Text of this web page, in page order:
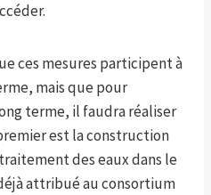
ces mesures participent à
mais que pour
terme, il faudra réaliser
est la construction
des eaux dans le
attribué au consortium